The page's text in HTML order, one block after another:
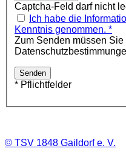
Captcha-Feld darf nicht
Ich habe die
Kenntnis genommen. *
Zum Senden müssen Sie
* Pflichtfelder
© TSV 1848 Gaildorf e. V.